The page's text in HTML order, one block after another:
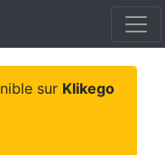
sur Klikego